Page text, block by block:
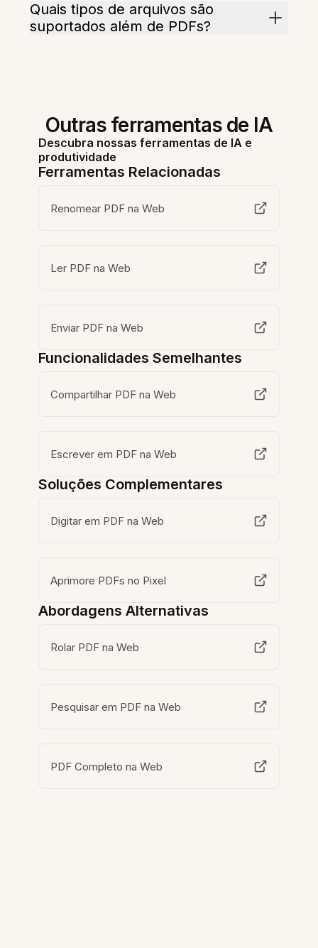
Quais tipos de arquivos são
suportados além de PDFs?
Outras ferramentas de IA
Descubra nossas ferramentas de IA e
produtividade
Ferramentas Relacionadas
Renomear PDF na Web
Ler PDF na Web
Enviar PDF na Web
Funcionalidades Semelhantes
Compartilhar PDF na Web
Escrever em PDF na Web
Soluções Complementares
Digitar em PDF na Web
Aprimore PDFs no Pixel
Abordagens Alternativas
Rolar PDF na Web
Pesquisar em PDF na Web
PDF Completo na Web